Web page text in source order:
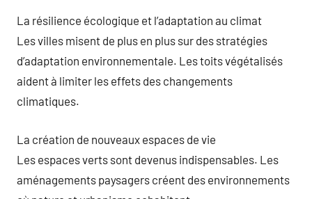
La résilience écologique et l’adaptation au climat
Les villes misent de plus en plus sur des stratégies
d’adaptation environnementale. Les toits végétalisés
aident à limiter les effets des changements
climatiques.
La création de nouveaux espaces de vie
Les espaces verts sont devenus indispensables. Les
aménagements paysagers créent des environnements